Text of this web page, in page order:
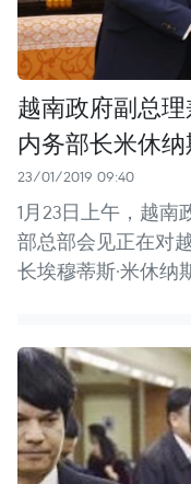
越南政府副总
内务部长米休
23/01/2019 09:40
1月23日上午，越
部总部会见正在对
长埃穆蒂斯·米休纳